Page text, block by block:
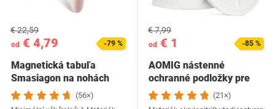
od € 4,79
€ 22,59
-79 %
Magnetická tabuľa
Smasiagon na nohách
(56×)
od € 1
€ 7,99
-85 %
AOMIG nástenné
ochranné podložky pre
schodiskové brány a…
(21×)